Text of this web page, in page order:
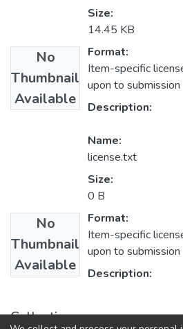
No
Thumbnail
Available
Size:
14.45 KB
Format:
Item-specific
upon to submission
Description:
No
Thumbnail
Available
Name:
license.txt
Size:
0 B
Format:
Item-specific
upon to submission
Description:
Collections